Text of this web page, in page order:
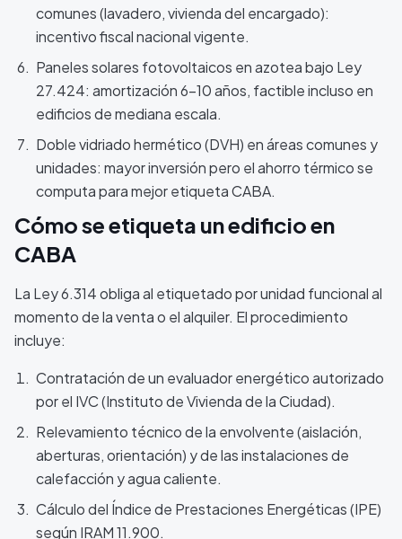
comunes (lavadero, vivienda del encargado):
incentivo fiscal nacional vigente.
Paneles solares fotovoltaicos en azotea bajo Ley
27.424: amortización 6-10 años, factible incluso en
edificios de mediana escala.
Doble vidriado hermético (DVH) en áreas comunes y
unidades: mayor inversión pero el ahorro térmico se
computa para mejor etiqueta CABA.
Cómo se etiqueta un edificio en
CABA
La Ley 6.314 obliga al etiquetado por unidad funcional al
momento de la venta o el alquiler. El procedimiento
incluye:
Contratación de un evaluador energético autorizado
por el IVC (Instituto de Vivienda de la Ciudad).
Relevamiento técnico de la envolvente (aislación,
aberturas, orientación) y de las instalaciones de
calefacción y agua caliente.
Cálculo del Índice de Prestaciones Energéticas (IPE)
según IRAM 11.900.